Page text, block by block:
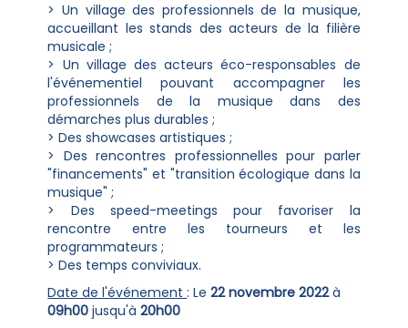
> Un village des professionnels de la musique,
accueillant les stands des acteurs de la filière
musicale ;
> Un village des acteurs éco-responsables de
l'événementiel pouvant accompagner les
professionnels de la musique dans des
démarches plus durables ;
> Des showcases artistiques ;
> Des rencontres professionnelles pour parler
"financements" et "transition écologique dans la
musique" ;
> Des speed-meetings pour favoriser la
rencontre entre les tourneurs et les
programmateurs ;
> Des temps conviviaux.
Date de l'événement: Le22 novembre 2022à
09h00 jusqu'à20h00